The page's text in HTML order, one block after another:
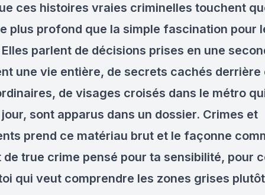
ces histoires vraies criminelles touchent
plus profond que la simple fascination pour
parlent de décisions prises en une
une vie entière, de secrets cachés derrière
de visages croisés dans le métro
sont apparus dans un dossier. Crimes et
prend ce matériau brut et le façonne
de true crime pensé pour ta sensibilité, pour
qui veut comprendre les zones grises